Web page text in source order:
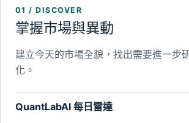
01 / DISCOVER
掌握市場與異動
建立今天的市場全貌，找出需要進一步
化。
QuantLabAI 每日雷達